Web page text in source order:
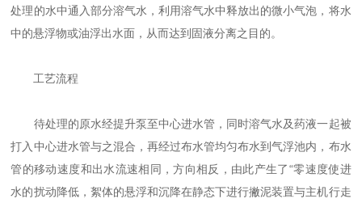
处理的水中通入部分溶气水，利用溶气水中释放出的微小气泡，将水
中的悬浮物或油浮出水面，从而达到固液分离之目的。
工艺流程
待处理的原水经提升泵至中心进水管，同时溶气水及药液一起被
打入中心进水管与之混合，再经过布水管均匀布水到气浮池内，布水
管的移动速度和出水流速相同，方向相反，由此产生了“零速度使进
水的扰动降低，絮体的悬浮和沉降在静态下进行撇泥装置与主机行走